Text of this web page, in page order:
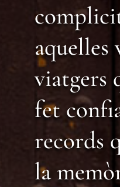
aquelles
viatgers
fet
records
la